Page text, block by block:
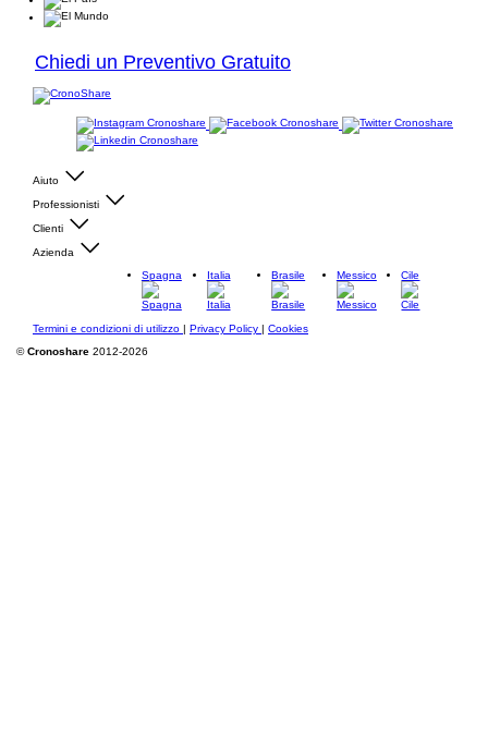
Chiedi un Preventivo Gratuito
Aiuto
Professionisti
Clienti
Azienda
Spagna
Italia Brasile Messico Cile
Termini e condizioni di utilizzo | Privacy Policy | Cookies
©Cronoshare 2012-2026